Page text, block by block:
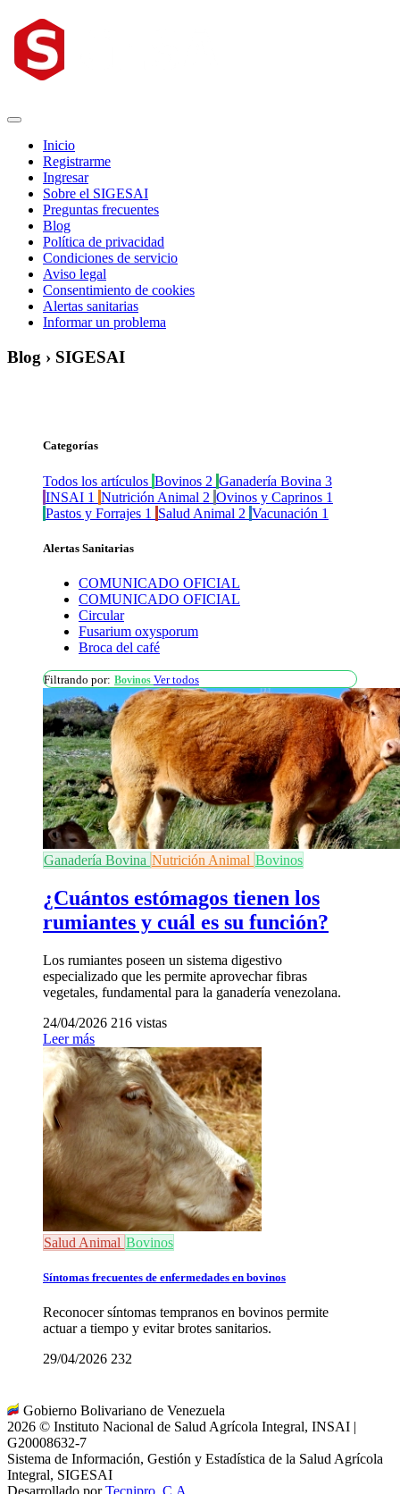
Inicio
Registrarme
Ingresar
Sobre el SIGESAI
Preguntas frecuentes
Blog
Política de privacidad
Condiciones de servicio
Aviso legal
Consentimiento de cookies
Alertas sanitarias
Informar un problema
Blog › SIGESAI
Categorías
Todos los artículos Bovinos 2 Ganadería Bovina 3
INSAI 1 Nutrición Animal 2 Ovinos y Caprinos 1
Pastos y Forrajes 1 Salud Animal 2 Vacunación 1
Alertas Sanitarias
COMUNICADO OFICIAL
COMUNICADO OFICIAL
Circular
Fusarium oxysporum
Broca del café
Filtrando por: Bovinos Ver todos
Ganadería Bovina Nutrición Animal Bovinos
¿Cuántos estómagos tienen los
rumiantes y cuál es su función?
Los rumiantes poseen un sistema digestivo
especializado que les permite aprovechar fibras
vegetales, fundamental para la ganadería venezolana.
24/04/2026 216 vistas
Leer más
Salud Animal Bovinos
Síntomas frecuentes de enfermedades en bovinos
Reconocer síntomas tempranos en bovinos permite
actuar a tiempo y evitar brotes sanitarios.
29/04/2026 232
Gobierno Bolivariano de Venezuela
2026 © Instituto Nacional de Salud Agrícola Integral, INSAI |
G20008632-7
Sistema de Información, Gestión y Estadística de la Salud Agrícola
Integral, SIGESAI